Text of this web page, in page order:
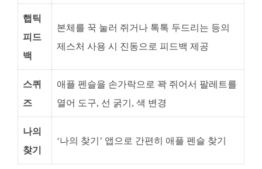
햅틱
피드
백
본체를 꾹 눌러 쥐거나 톡톡 두드리는 등의
제스처 사용 시 진동으로 피드백 제공
스퀴
즈
애플 펜슬을 손가락으로 꽉 쥐어서 팔레트를
열어 도구, 선 굵기, 색 변경
나의
찾기
‘나의 찾기’ 앱으로 간편히 애플 펜슬 찾기